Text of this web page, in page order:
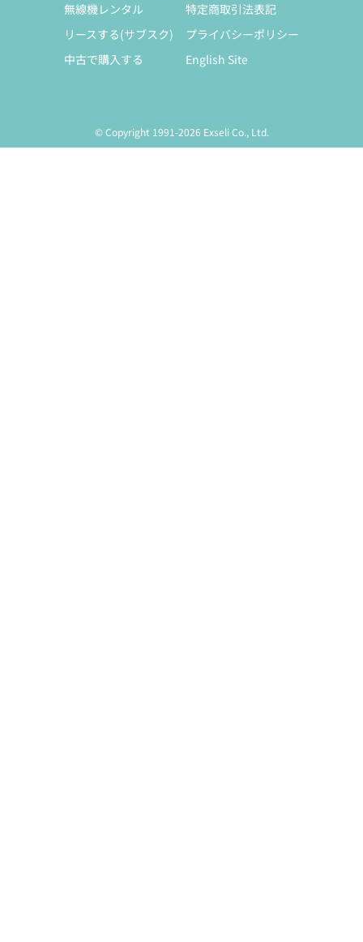
無線機レンタル
リースする(サブスク)
中古で購入する
特定商取引法表記
プライバシーポリシー
English Site
© Copyright 1991-2026 Exseli Co., Ltd.